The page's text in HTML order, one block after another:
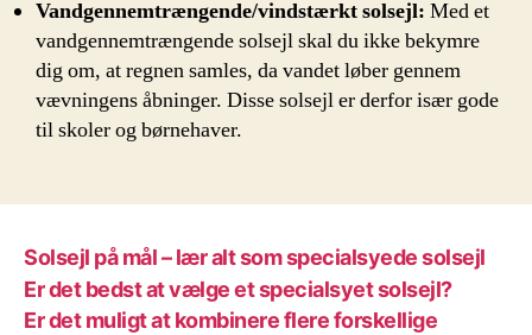
Vandgennemtrængende/vindstærkt solsejl: Med et
vandgennemtrængende solsejl skal du ikke bekymre
dig om, at regnen samles, da vandet løber gennem
vævningens åbninger. Disse solsejl er derfor især gode
til skoler og børnehaver.
Solsejl på mål – lær alt som specialsyede solsejl
Er det bedst at vælge et specialsyet solsejl?
Er det muligt at kombinere flere forskellige